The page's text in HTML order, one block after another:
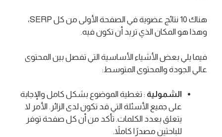
هناك 10 نتائج عضوية في الصفحة الأولى من كل SERP،
وهذا هو المكان الذي تريد أن تكون فيه.
فيما يلي بعض الأشياء الأساسية التي تفصل بين المحتوى
عالي الجودة والمحتوى المتوسط:
الشمولية : تغطية الموضوع بشكل كامل والإجابة
على جميع الأسئلة التي قد تكون لدى الزائر. الأمر لا
يتعلق بعدد الكلمات. تأكد من أن كل صفحة توفر
للباحثين مصدرًا كاملاً.